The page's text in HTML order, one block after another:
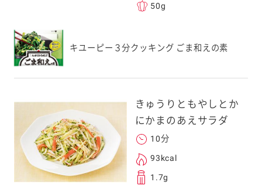
メールをお送りい
のメールアドレス
」を受信を許可
ご利用ください。
します。
レスは、本サービ
。当社はこの情報
ことはございませ
50g
キユーピー３分クッキング ごま和えの素
きゅうりともやしとか
にかまのあえサラダ
10分
93kcal
1.7g